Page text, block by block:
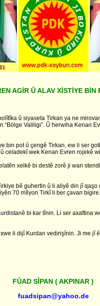
AGİR Û ALAV XİSTİYE BİN
û siyaseta Tirkan ya ne
Valiligi”. Û herwiha Kenan
bin pot û çengê Tirkan, ew li ser
celadekî wek Kenan Evren rojekê
xelkê bi destê zorê ji wan
bê guhertin û li aliyê din jî
70 mîlyon Tirkî li ber çavan
bi kar tînin. Li ser axaftina
li dijî Kurdan vedirişînin. Ji me
FÛAD SÎPAN ( AKPINAR )
fuadsipan@yahoo.de